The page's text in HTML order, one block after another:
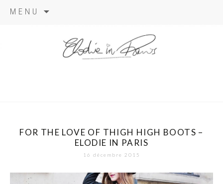
MENU
FOR THE LOVE OF THIGH HIGH BOOTS –
ELODIE IN PARIS
16 décembre 2015